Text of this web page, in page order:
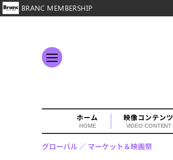
ホーム
HOME
映像コンテンツ
VIDEO CONTENT
グローバル マーケット＆映画祭
BRANC MEMBERSHIP